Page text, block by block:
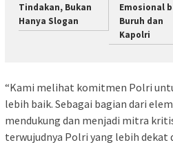
Tindakan, Bukan
Hanya Slogan
Emosional
Buruh dan
Kapolri
“Kami melihat komitmen Polri
lebih baik. Sebagai bagian dari
mendukung dan menjadi mitra
terwujudnya Polri yang lebih dekat